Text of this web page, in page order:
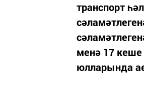
транспорт
менә 17 кеше
юлларында